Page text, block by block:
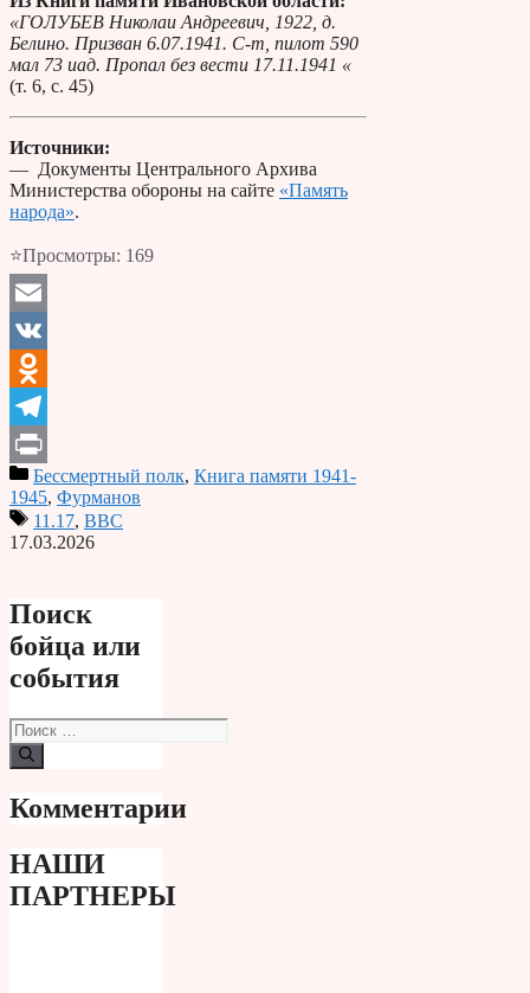
«ГОЛУБЕВ Николаи Андреевич, 1922, д.
Белино. Призван 6.07.1941. С-т, пилот 590
мал 73 иад. Пропал без вести 17.11.1941 «
(т. 6, с. 45)
Источники:
— Документы Центрального Архива
Министерства обороны на сайте «Память
народа».
⭐Просмотры: 169
Email
VK
Odnoklassniki
Telegram
PrintБессмертный полк, Книга памяти 1941-
1945, Фурманов
11.17, ВВС
17.03.2026
Поиск
бойца или
события
Поиск:
Комментарии
НАШИ
ПАРТНЕРЫ